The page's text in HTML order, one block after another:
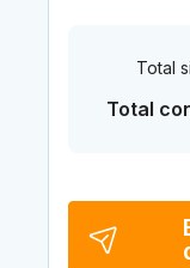
Total
Total